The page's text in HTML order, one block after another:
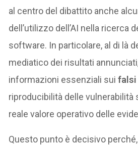
al centro del dibattito anche
dell’utilizzo dell’AI nella ricerca
software. In particolare, al di là
mediatico dei risultati
informazioni essenziali suifalsi
riproducibilità delle vulnerabilità
reale valore operativo delle
Questo punto è decisivo